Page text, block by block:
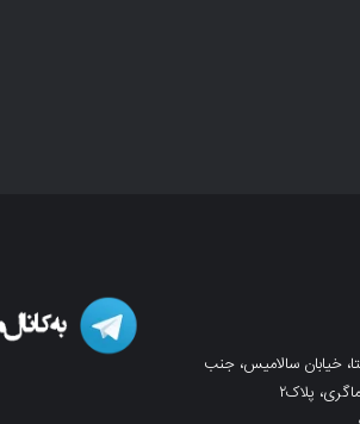
خیابان سالامیس، جنب